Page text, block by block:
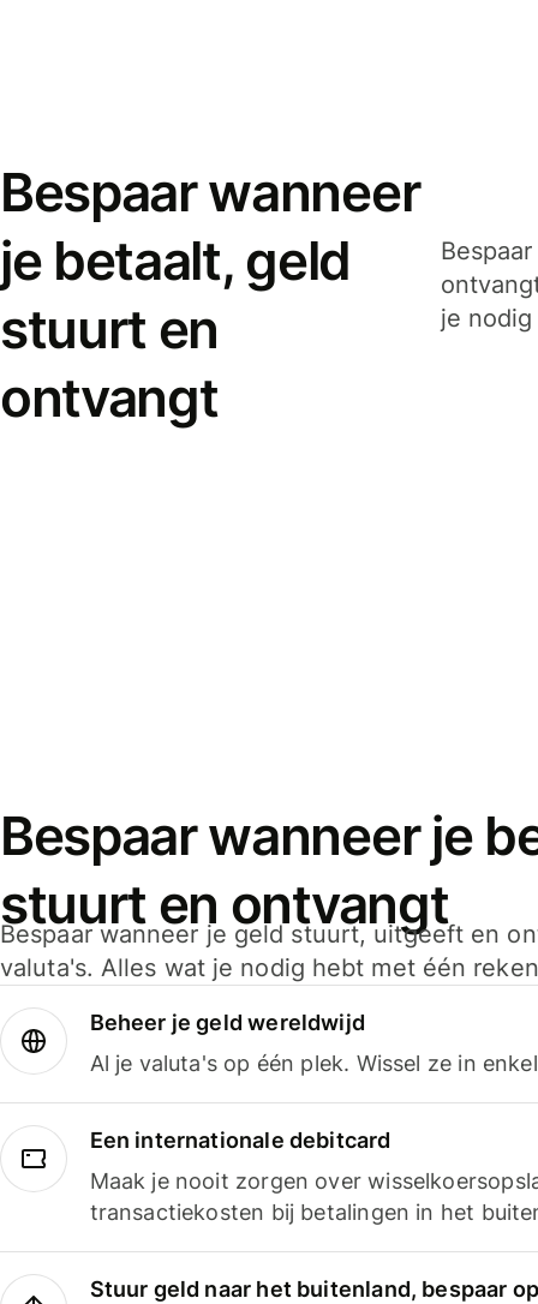
Bespaar wanneer
je betaalt, geld
stuurt en
ontvangt
je
Bespaar wanneer je
stuurt en ontvangt
Bespaar wanneer je geld stuurt, uitgeeft en
valuta's. Alles wat je nodig hebt met één
Beheer je geld wereldwijd
Al je valuta's op één plek. Wissel ze in
Een internationale debitcard
Maak je nooit zorgen over
transactiekosten bij betalingen in het
Stuur geld naar het buitenland, bespaar